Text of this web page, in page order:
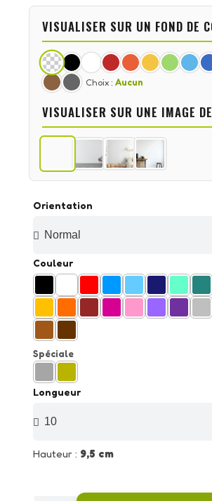
Orientation
Couleur
Spéciale
Longueur
Hauteur : 9,5 cm
VISUALISER SUR UN FOND DE
Choix : Aucun
VISUALISER SUR UNE IMAGE